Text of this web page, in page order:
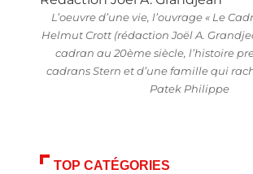
L’oeuvre d’une vie, l’ouvrage « Le
Helmut Crott (rédaction Joël A.
cadran au 20ème siècle, l’histoire
cadrans Stern et d’une famille qui
Patek Philippe
TOP CATÉGORIES